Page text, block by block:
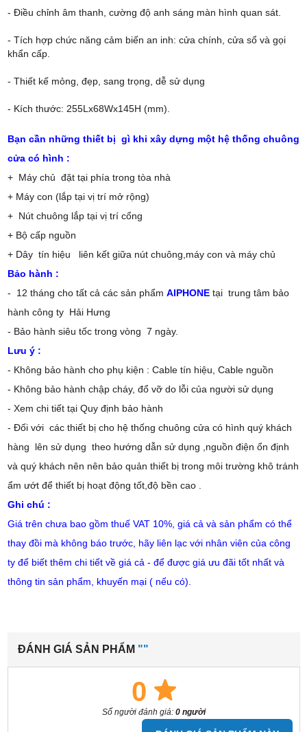
- Điều chỉnh âm thanh, cường độ anh sáng màn hình quan sát.
- Tích hợp chức năng cảm biến an inh: cửa chính, cửa sổ và gọi
khẩn cấp.
- Thiết kế mỏng, đẹp, sang trọng, dễ sử dụng
- Kích thước: 255Lx68Wx145H (mm).
Bạn cần những thiết bị gì khi xây dựng một hệ thống chuông
cửa có hình :
+ Máy chủ đặt tại phía trong tòa nhà
+ Máy con (lắp tại vị trí mở rộng)
+ Nút chuông lắp tại vị trí cổng
+ Bộ cấp nguồn
+ Dây tín hiệu liên kết giữa nút chuông,máy con và máy chủ
Bảo hành :
- 12 tháng cho tất cả các sản phẩm AIPHONEtại trung tâm bảo
hành công ty Hải Hưng
- Bảo hành siêu tốc trong vòng 7 ngày.
Lưu ý :
- Không bảo hành cho phụ kiện : Cable tín hiệu, Cable nguồn
- Không bảo hành chập cháy, đổ vỡ do lỗi của người sử dụng
- Xem chi tiết tại Quy định bảo hành
- Đối với các thiết bị cho hệ thống chuông cửa có hình quý khách
hàng lên sử dụng theo hướng dẫn sử dụng ,nguồn điện ổn định
và quý khách nên nên bảo quản thiết bị trong môi trường khô tránh
ẩm ướt để thiết bị hoạt động tốt,độ bền cao .
Ghi chú :
Giá trên chưa bao gồm thuế VAT 10%, giá cả và sản phẩm có thể
thay đồi mà không báo trước, hãy liên lạc với nhân viên của công
ty để biết thêm chi tiết về giá cả - để được giá ưu đãi tốt nhất và
thông tin sản phẩm, khuyến mại ( nếu có).
ĐÁNH GIÁ SẢN PHẨM ""
0
Số người đánh giá: 0 người